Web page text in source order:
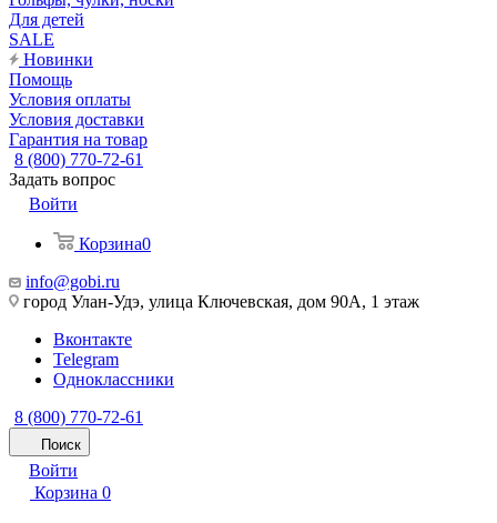
Для детей
SALE
Новинки
Помощь
Условия оплаты
Условия доставки
Гарантия на товар
8 (800) 770-72-61
Задать вопрос
Войти
Корзина0
info@gobi.ru
город Улан-Удэ, улица Ключевская, дом 90А, 1 этаж
Вконтакте
Telegram
Одноклассники
8 (800) 770-72-61
Поиск
Войти
Корзина 0